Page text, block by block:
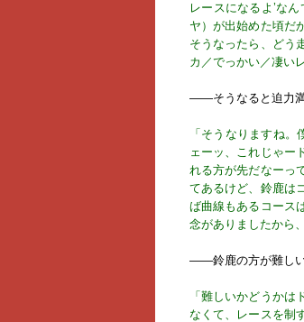
レースになるよ’な
ヤ）が出始めた頃だ
そうなったら、どう
カ／でっかい／凄い
――そうなると迫力満
「そうなりますね
ェーッ、これじゃー
れる方が先だなーっ
てあるけど、鈴鹿は
ば曲線もあるコース
念がありましたから
――鈴鹿の方が難し
「難しいかどうか
なくて、レースを制